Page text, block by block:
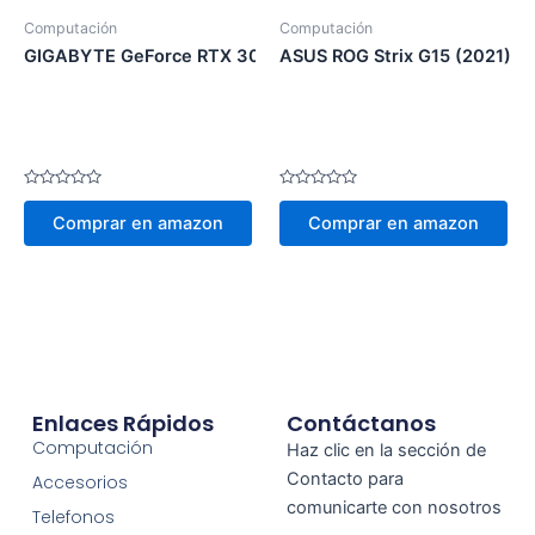
Computación
GIGABYTE GeForce RTX 3060 Ti Gaming OC PRO
Valorado
de
Comprar en amazon
Computación
ASUS ROG Strix G15 (2021)
Valorado
de
Comprar en amazon
Enlaces Rápidos
Computación
Accesorios
Telefonos
Contáctanos
Haz clic en la sección de
Contacto para
comunicarte con nosotros